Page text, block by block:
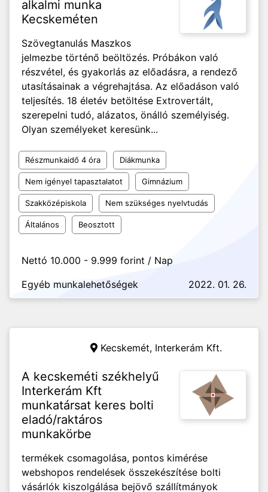
alkalmi munka
Kecskeméten
Szövegtanulás Maszkos
jelmezbe történő beöltözés. Próbákon való
részvétel, és gyakorlás az előadásra, a rendező
utasításainak a végrehajtása. Az előadáson való
teljesítés. 18 életév betöltése Extrovertált,
szerepelni tudó, alázatos, önálló személyiség.
Olyan személyeket keresünk...
Részmunkaidő 4 óra Diákmunka
Nem igényel tapasztalatot Gimnázium
Szakközépiskola Nem szükséges nyelvtudás
Általános Beosztott
Nettó 10.000 - 9.999 forint / Nap
Egyéb munkalehetőségek
2022. 01. 26.
Kecskemét, Interkerám Kft.
A kecskeméti székhelyű
Interkerám Kft
munkatársat keres bolti
eladó/raktáros
munkakörbe
termékek csomagolása, pontos kimérése
webshopos rendelések összekészítése bolti
vásárlók kiszolgálása bejövő szállítmányok